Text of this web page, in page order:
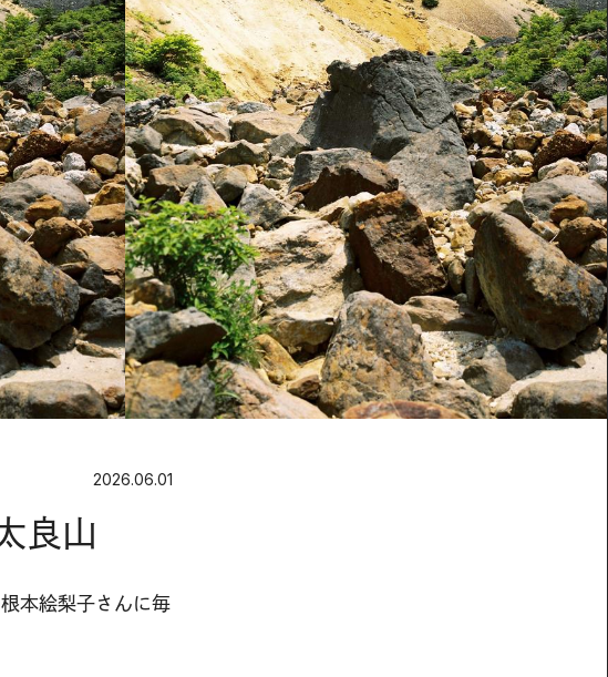
2026.06.01
良山
本絵梨子さんに毎